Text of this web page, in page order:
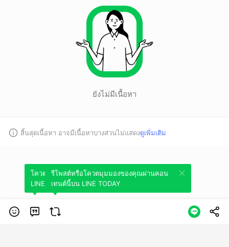
ยังไม่มีเนื้อหา
สิ้นสุดเนื้อหา อาจมีเนื้อหาบางส่วนไม่แสดงดูเพิ่มเติม
โควตมุมมองของคุณผ่านคอนเทนต์นี้บน
LINE TODAY
รีโพสต์หรือโควตมุมมองของคุณผ่านคอน
เทนต์นี้บน LINE TODAY